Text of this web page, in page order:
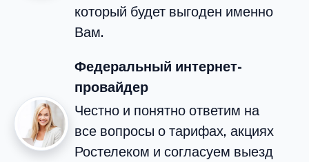
который будет выгоден именно
Вам.
Федеральный интернет-
провайдер
Честно и понятно ответим на
все вопросы о тарифах, акциях
Ростелеком и согласуем выезд